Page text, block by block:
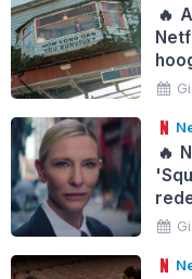
🔥
🔥